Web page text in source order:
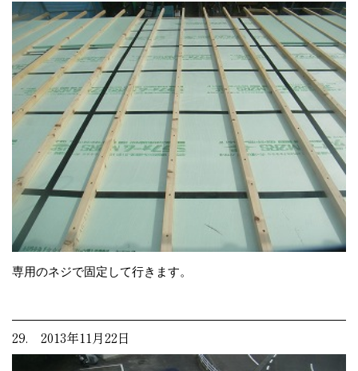
専用のネジで固定して行きます。
29. 2013年11月22日